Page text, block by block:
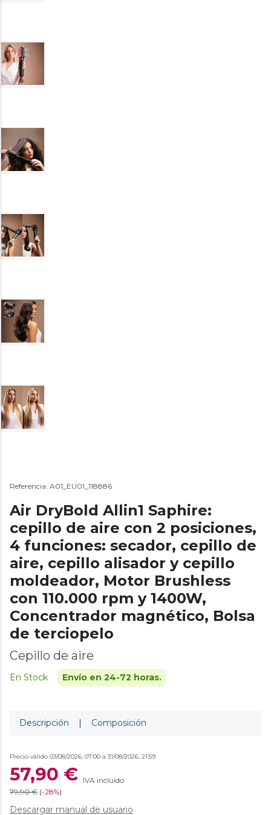
Referencia: A01_EU01_118886
Air DryBold Allin1 Saphire:
cepillo de aire con 2 posiciones,
4 funciones: secador, cepillo de
aire, cepillo alisador y cepillo
moldeador, Motor Brushless
con 110.000 rpm y 1400W,
Concentrador magnético, Bolsa
de terciopelo
Cepillo de aire
En Stock Envío en 24-72 horas.
Descripción | Composición
Precio válido 03/08/2026, 07:00 a 31/08/2026, 21:59
57,90 € IVA incluido
79,90 € (-28%)
Descargar manual de usuario